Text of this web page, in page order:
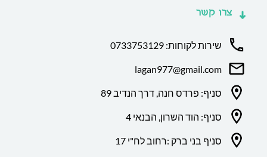
צרו קשר
שירות לקוחות: 0733753129
lagan977@gmail.com
סניף: פרדס חנה, דרך הנדיב 89
סניף: הוד השרון, הבנאי 4
סניף בני ברק :רחוב לח"י 17